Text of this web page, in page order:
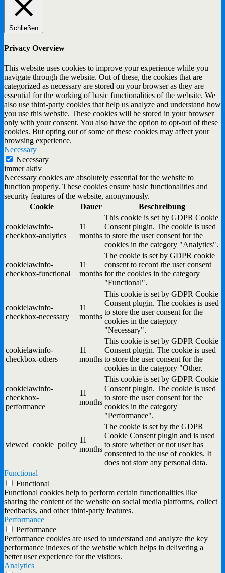
Schließen
Privacy Overview
This website uses cookies to improve your experience while you
navigate through the website. Out of these, the cookies that are
categorized as necessary are stored on your browser as they are
essential for the working of basic functionalities of the website. We
also use third-party cookies that help us analyze and understand how
you use this website. These cookies will be stored in your browser
only with your consent. You also have the option to opt-out of these
cookies. But opting out of some of these cookies may affect your
browsing experience.
Necessary
Necessary
immer aktiv
Necessary cookies are absolutely essential for the website to
function properly. These cookies ensure basic functionalities and
security features of the website, anonymously.
Cookie
Dauer Beschreibung
cookielawinfo-
checkbox-analytics
11
months
This cookie is set by GDPR Cookie
Consent plugin. The cookie is used
to store the user consent for the
cookies in the category "Analytics".
cookielawinfo-
checkbox-functional
11
months
The cookie is set by GDPR cookie
consent to record the user consent
for the cookies in the category
"Functional".
cookielawinfo-
checkbox-necessary
11
months
This cookie is set by GDPR Cookie
Consent plugin. The cookies is used
to store the user consent for the
cookies in the category
"Necessary".
cookielawinfo-
checkbox-others
11
months
This cookie is set by GDPR Cookie
Consent plugin. The cookie is used
to store the user consent for the
cookies in the category "Other.
cookielawinfo-
checkbox-
performance
11
months
This cookie is set by GDPR Cookie
Consent plugin. The cookie is used
to store the user consent for the
cookies in the category
"Performance".
viewed_cookie_policy
11
months
The cookie is set by the GDPR
Cookie Consent plugin and is used
to store whether or not user has
consented to the use of cookies. It
does not store any personal data.
Functional
Functional
Functional cookies help to perform certain functionalities like
sharing the content of the website on social media platforms, collect
feedbacks, and other third-party features.
Performance
Performance
Performance cookies are used to understand and analyze the key
performance indexes of the website which helps in delivering a
better user experience for the visitors.
Analytics